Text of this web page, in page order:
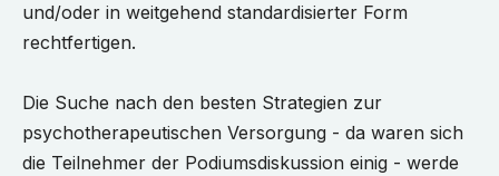
und/oder in weitgehend standardisierter Form
rechtfertigen.
Die Suche nach den besten Strategien zur
psychotherapeutischen Versorgung - da waren sich
die Teilnehmer der Podiumsdiskussion einig - werde